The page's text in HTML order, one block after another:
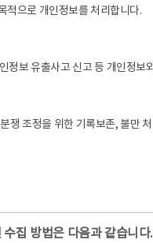
적으로 개인정보를 처리합니다.
정보 유출사고 신고 등 개인정
쟁 조정을 위한 기록보존, 불만
집 방법은 다음과 같습니다.